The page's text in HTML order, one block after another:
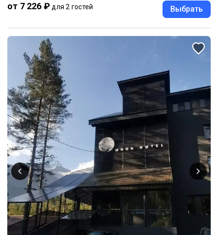
от 7 226 ₽ для 2 гостей Выбрать